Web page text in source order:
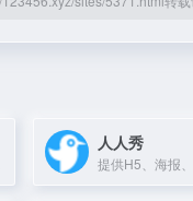
人人秀